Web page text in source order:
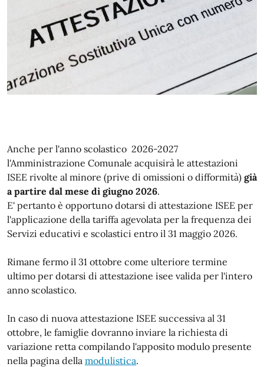
Anche per l'anno scolastico 2026-2027
l'Amministrazione Comunale acquisirà le attestazioni
ISEE rivolte al minore (prive di omissioni o difformità) già
a partire dal mese di giugno 2026.
E' pertanto è opportuno dotarsi di attestazione ISEE per
l'applicazione della tariffa agevolata per la frequenza dei
Servizi educativi e scolastici entro il 31 maggio 2026.
Rimane fermo il 31 ottobre come ulteriore termine
ultimo per dotarsi di attestazione isee valida per l'intero
anno scolastico.
In caso di nuova attestazione ISEE successiva al 31
ottobre, le famiglie dovranno inviare la richiesta di
variazione retta compilando l'apposito modulo presente
nella pagina della modulistica.